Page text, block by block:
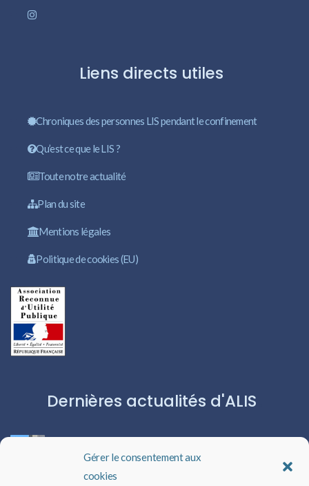
Gérer le consentement aux
cookies
Liens directs utiles
Chroniques des personnes LIS pendant le confinement
Qu’est ce que le LIS ?
Toute notre actualité
Plan du site
Mentions légales
Politique de cookies (EU)
Dernières actualités d'ALIS
Les livres audio : une porte ouverte sur l’évasion